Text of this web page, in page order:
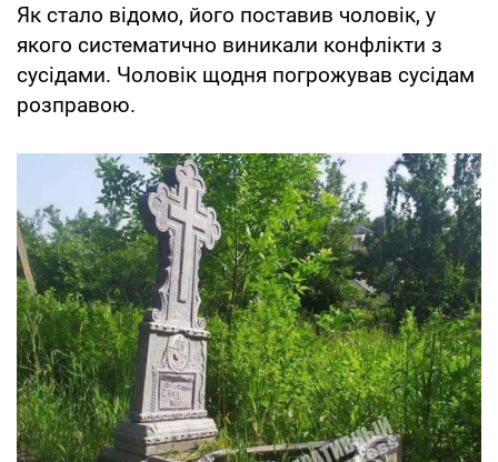
Як стало відомо, його поставив чоловік, у
якого систематично виникали конфлікти з
сусідами. Чоловік щодня погрожував сусідам
розправою.